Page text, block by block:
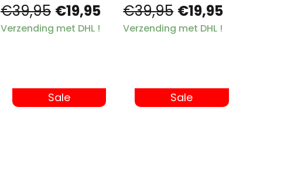
€39,95 €19,95
Verzending met DHL !
€39,95 €19,95
Verzending met DHL !
Sale Sale